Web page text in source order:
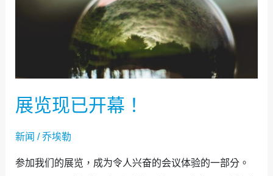
展览现已开幕！
新闻 /乔埃勒
参加我们的展览，成为令人兴奋的会议体验的一部分。